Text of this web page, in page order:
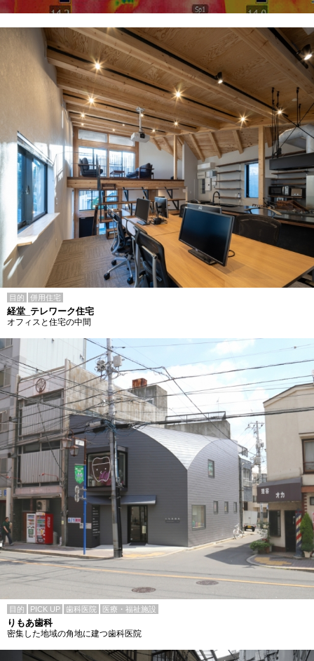
目的 併用住宅
経堂_テレワーク住宅
オフィスと住宅の中間
目的 PICK UP 歯科医院 医療・福祉施設
りもあ歯科
密集した地域の角地に建つ歯科医院